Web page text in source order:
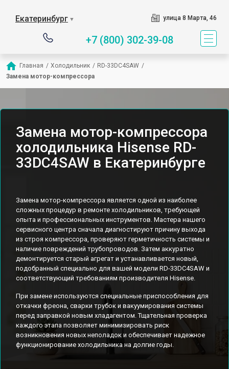
Екатеринбург ▼ улица 8 Марта, 46
+7 (800) 302-39-08
Главная / Холодильник / RD-33DC4SAW /
Замена мотор-компрессора
Замена мотор-компрессора
холодильника Hisense RD-
33DC4SAW в Екатеринбурге
Замена мотор-компрессора является одной из наиболее
сложных процедур в ремонте холодильников, требующей
опыта и профессиональных инструментов. Мастера нашего
сервисного центра сначала диагностируют причину выхода
из строя компрессора, проверяют герметичность системы и
наличие повреждений трубопроводов. Затем аккуратно
демонтируется старый агрегат и устанавливается новый,
подобранный специально для вашей модели RD-33DC4SAW и
соответствующий требованиям производителя Hisense.
При замене используются специальные приспособления для
откачки фреона, сварки трубок и вакуумирования системы
перед заправкой новым хладагентом. Тщательная проверка
каждого этапа позволяет минимизировать риск
возникновения новых неполадок и обеспечивает надежное
функционирование холодильника на долгие годы.